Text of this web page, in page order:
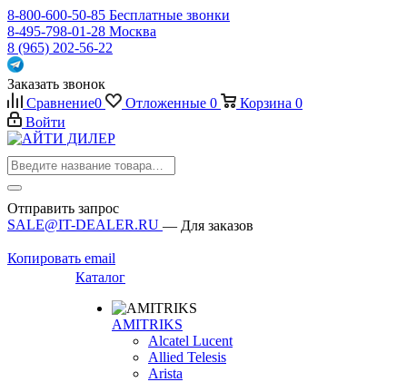
8-800-600-50-85 Бесплатные звонки
8-495-798-01-28 Москва
8 (965) 202-56-22
Заказать звонок
Сравнение0 Отложенные 0 Корзина 0
Войти
Отправить запрос
SALE@IT-DEALER.RU — Для заказов
Копировать email
Каталог
AMITRIKS
Alcatel Lucent
Allied Telesis
Arista